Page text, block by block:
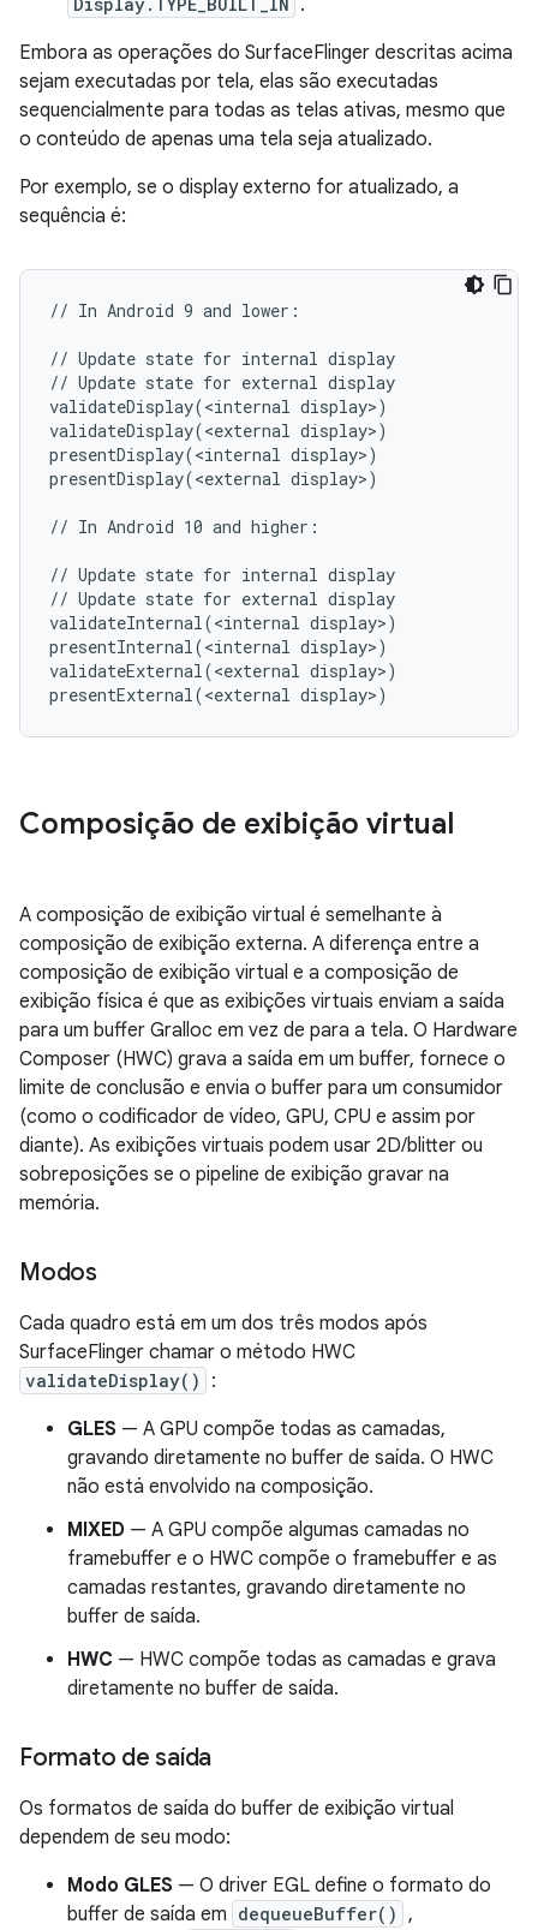
.
Embora as operações do SurfaceFlinger descritas acima
sejam executadas por tela, elas são executadas
sequencialmente para todas as telas ativas, mesmo que
o conteúdo de apenas uma tela seja atualizado.
Por exemplo, se o display externo for atualizado, a
sequência é:
// In Android 9 and lower:
// Update state for internal display
// Update state for external display
validateDisplay(<internal display>)
validateDisplay(<external display>)
presentDisplay(<internal display>)
presentDisplay(<external display>)
// In Android 10 and higher:
// Update state for internal display
// Update state for external display
validateInternal(<internal display>)
presentInternal(<internal display>)
validateExternal(<external display>)
Composição de exibição virtual
A composição de exibição virtual é semelhante à
composição de exibição externa. A diferença entre a
composição de exibição virtual e a composição de
exibição física é que as exibições virtuais enviam a saída
para um buffer Gralloc em vez de para a tela. O Hardware
Composer (HWC) grava a saída em um buffer, fornece o
limite de conclusão e envia o buffer para um consumidor
(como o codificador de vídeo, GPU, CPU e assim por
diante). As exibições virtuais podem usar 2D/blitter ou
sobreposições se o pipeline de exibição gravar na
memória.
Modos
Cada quadro está em um dos três modos após
SurfaceFlinger chamar o método HWC
validateDisplay()
:
GLES — A GPU compõe todas as camadas,
gravando diretamente no buffer de saída. O HWC
não está envolvido na composição.
MIXED — A GPU compõe algumas camadas no
framebuffer e o HWC compõe o framebuffer e as
camadas restantes, gravando diretamente no
buffer de saída.
HWC — HWC compõe todas as camadas e grava
diretamente no buffer de saída.
Formato de saída
Os formatos de saída do buffer de exibição virtual
dependem de seu modo:
Modo GLES — O driver EGL define o formato do
buffer de saída em dequeueBuffer() ,